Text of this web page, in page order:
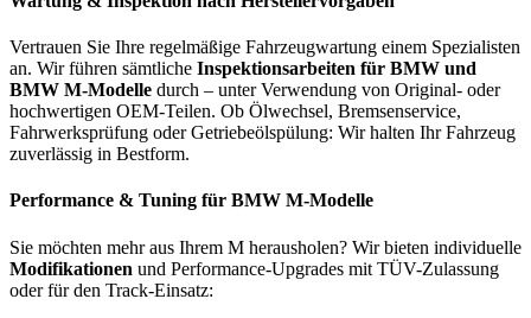
Vertrauen Sie Ihre regelmäßige Fahrzeugwartung einem Spezialisten
an. Wir führen sämtliche Inspektionsarbeiten für BMW und
BMW M-Modelle durch – unter Verwendung von Original- oder
hochwertigen OEM-Teilen. Ob Ölwechsel, Bremsenservice,
Fahrwerksprüfung oder Getriebeölspülung: Wir halten Ihr Fahrzeug
zuverlässig in Bestform.
Performance & Tuning für BMW M-Modelle
Sie möchten mehr aus Ihrem M herausholen? Wir bieten individuelle
Modifikationen und Performance-Upgrades mit TÜV-Zulassung
oder für den Track-Einsatz: